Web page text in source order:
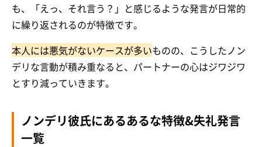
も、「えっ、それ言う？」と感じるような発言が日常的
に繰り返されるのが特徴です。
本人には悪気がないケースが多いものの、こうしたノン
デリな言動が積み重なると、パートナーの心はジワジワ
とすり減っていきます。
ノンデリ彼氏にあるあるな特徴&失礼発言
一覧